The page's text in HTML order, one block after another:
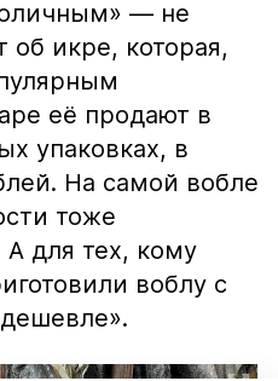
— не
об икре, которая,
её продают в
упаковках, в
На самой вобле
тоже
для тех, кому
воблу с